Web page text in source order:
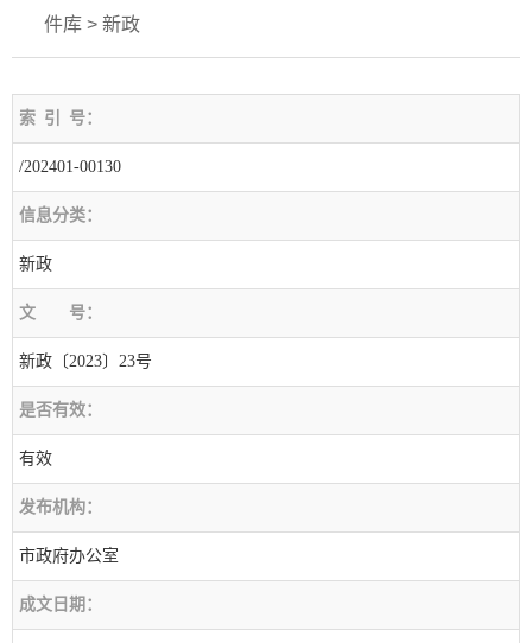
件库 > 新政
索 引 号：
/202401-00130
信息分类：
新政
文 号：
新政〔2023〕23号
是否有效：
有效
发布机构：
市政府办公室
成文日期：